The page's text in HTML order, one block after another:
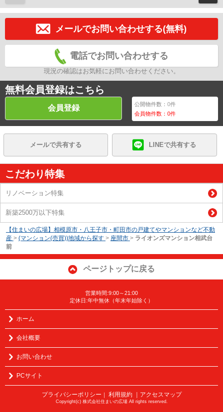
メールでお問い合わせする(無料)
電話でお問い合わせする
現況の確認はお気軽にお問い合わせください。
無料会員登録はこちら
会員登録 公開物件数：0件
会員物件数：0件
メールで共有する LINEで共有する
こだわり特集
リノベーション特集
新築2500万以下特集
【住まいの広場】相模原市・八王子市・町田市の戸建てやマンションなど不動
産 > (マンション(売買))地域から探す > 座間市 > ライオンズマンション相武台
前
ページトップに戻る
営業時間:9:00～21:00
定休日:年中無休（年末年始除く）
ホーム
会社概要
お問い合わせ
PCサイト
プライバシーポリシー 利用規約 ｜アクセスマップ
Copyright(c) 株式会社住まいの広場 All rights reserved.